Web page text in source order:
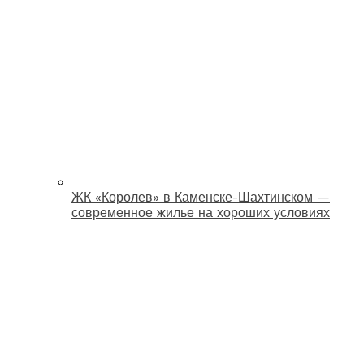
ЖК «Королев» в Каменске-Шахтинском —
современное жилье на хороших условиях